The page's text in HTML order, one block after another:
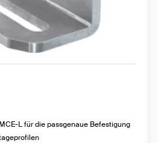
L für die passgenaue Befestigung